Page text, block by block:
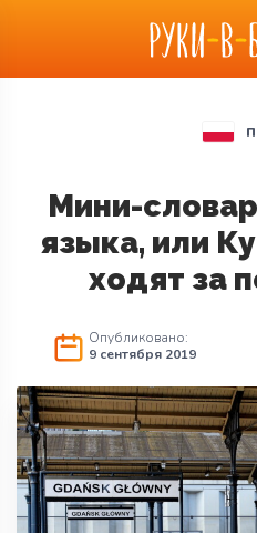
Мини-
языка, или
ходят за
Опубликовано:
9 сентября 2019